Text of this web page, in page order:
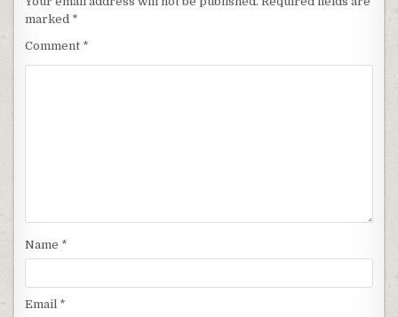
marked *
Comment *
Name *
Email *